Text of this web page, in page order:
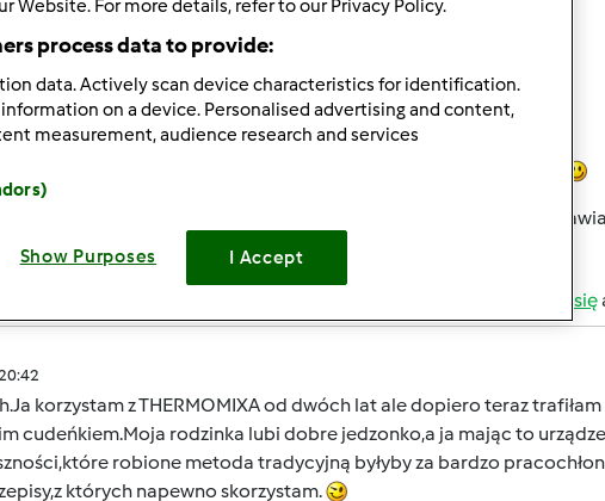
witam!
swoją PRZYGODĘ Z THERMOMIXEM
osamotniona w zachwycie nad tym CUDOWNYM SPRZĘTEM
zWaszych pomysłów i obiecuję dzielić się swoimi.
zarejestruj się
korzystam z THERMOMIXA od dwóch lat ale dopiero teraz
cudeńkiem.Moja rodzinka lubi dobre jedzonko,a ja mając to
robione metoda tradycyjną byłyby za bardzo
których napewno skorzystam.
Website. For more details, refer to our Privacy Policy.
process data to provide:
data. Actively scan device characteristics for identification.
on a device. Personalised advertising and content,
measurement, audience research and services
Show Purposes I Accept